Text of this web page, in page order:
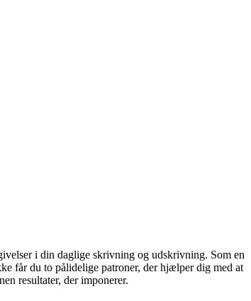
i din daglige skrivning og udskrivning. Som en
får du to pålidelige patroner, der hjælper dig med at
resultater, der imponerer.